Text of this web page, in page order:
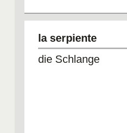
la serpiente
die Schlange